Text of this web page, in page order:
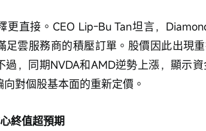
更直接。CEO Lip-Bu Tan坦言，
足雲服務商的積壓訂單。股價因此出現
過，同期NVDA和AMD逆勢上漲，顯示
對個股基本面的重新定價。
終值超預期